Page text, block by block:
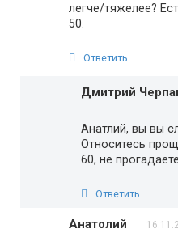
легче/тяжелее?
50.
Ответить
Дмитрий
Анатлий, вы вы
Относитесь
60, не
Ответить
Анатолий